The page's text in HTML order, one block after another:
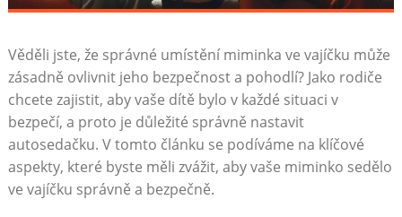
Věděli jste, že správné umístění miminka ve vajíčku může
zásadně ovlivnit jeho bezpečnost a pohodlí? Jako rodiče
chcete zajistit, aby vaše dítě bylo v každé situaci v
bezpečí, a proto je důležité správně nastavit
autosedačku. V tomto článku se podíváme na klíčové
aspekty, které byste měli zvážit, aby vaše miminko sedělo
ve vajíčku správně a bezpečně.